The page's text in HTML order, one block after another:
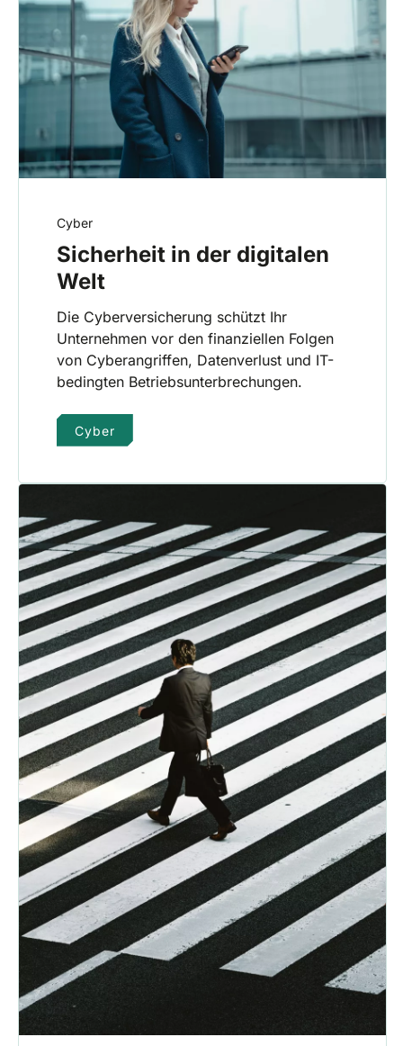
Cyber
Sicherheit in der digitalen
Welt
Die Cyberversicherung schützt Ihr
Unternehmen vor den finanziellen Folgen
von Cyberangriffen, Datenverlust und IT-
bedingten Betriebsunterbrechungen.
Cyber